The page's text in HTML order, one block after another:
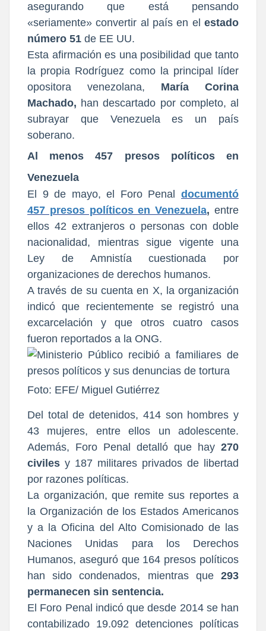
asegurando que está pensando
«seriamente» convertir al país en el estado
número 51 de EE UU.
Esta afirmación es una posibilidad que tanto
la propia Rodríguez como la principal líder
opositora venezolana,
María Corina
Machado, han descartado por completo, al
subrayar que Venezuela es un país
soberano.
Al menos 457 presos políticos en
Venezuela
El 9 de mayo, el Foro Penal documentó
457 presos políticos en Venezuela,entre
ellos 42 extranjeros o personas con doble
nacionalidad, mientras sigue vigente una
Ley de Amnistía cuestionada por
organizaciones de derechos humanos.
A través de su cuenta en X, la organización
indicó que recientemente se registró una
excarcelación y que otros cuatro casos
fueron reportados a la ONG.
Foto: EFE/ Miguel Gutiérrez
Del total de detenidos, 414 son hombres y
43 mujeres, entre ellos un adolescente.
Además, Foro Penal detalló que hay 270
civiles y 187 militares privados de libertad
por razones políticas.
La organización, que remite sus reportes a
la Organización de los Estados Americanos
y a la Oficina del Alto Comisionado de las
Naciones Unidas para los Derechos
Humanos, aseguró que 164 presos políticos
han sido condenados, mientras que293
permanecen sin sentencia.
El Foro Penal indicó que desde 2014 se han
contabilizado 19.092 detenciones políticas